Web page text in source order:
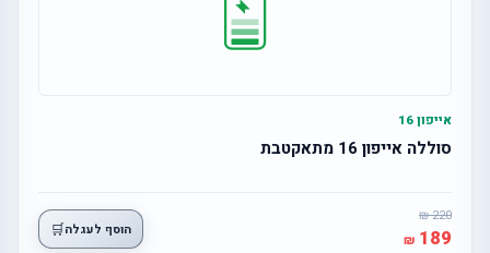
אייפון 16
סוללה אייפון 16 מתאקטבת
220
189 הוסף לעגלה🛒